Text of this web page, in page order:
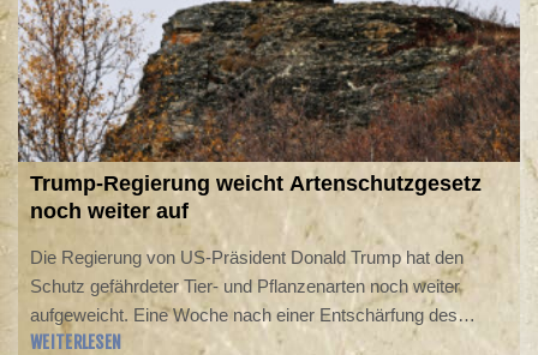
Mittwoch angesetzt ist.
Trump-Regierung weicht Artenschutzgesetz
noch weiter auf
Die Regierung von US-Präsident Donald Trump hat den
Schutz gefährdeter Tier- und Pflanzenarten noch weiter
aufgeweicht. Eine Woche nach einer Entschärfung des
Artenschutzgesetzes verkündete Washington am Freitag,
WEITERLESEN